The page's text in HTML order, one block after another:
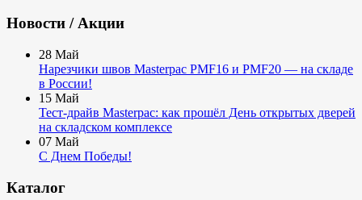
Новости / Акции
28 Май
Нарезчики швов Masterpac PMF16 и PMF20 — на складе
в России!
15 Май
Тест-драйв Masterpac: как прошёл День открытых дверей
на складском комплексе
07 Май
С Днем Победы!
Каталог